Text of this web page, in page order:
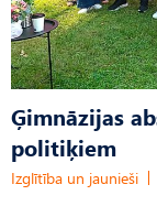
Ģimnāzijas
politiķiem
Izglītība un jaunieši